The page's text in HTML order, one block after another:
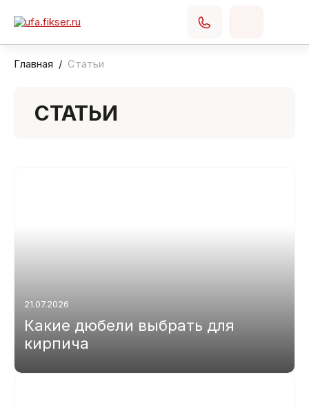
Главная Статьи
СТАТЬИ
21.07.2026
Какие дюбели выбрать для
кирпича